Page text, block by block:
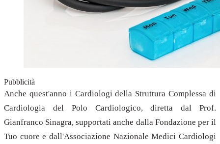
Pubblicità
Anche quest'anno i Cardiologi della Struttura Complessa di
Cardiologia del Polo Cardiologico, diretta dal Prof.
Gianfranco Sinagra, supportati anche dalla Fondazione per il
Tuo cuore e dall'Associazione Nazionale Medici Cardiologi